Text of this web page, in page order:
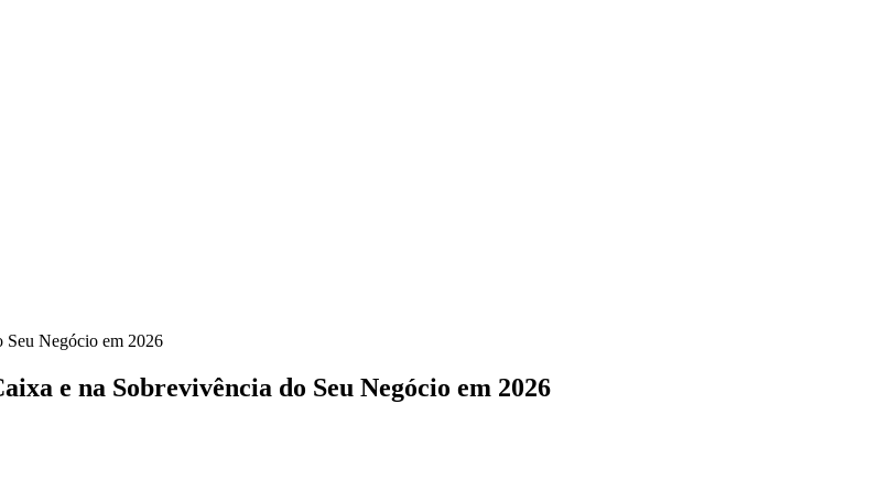
Seu Negócio em 2026
e na Sobrevivência do Seu Negócio em 2026